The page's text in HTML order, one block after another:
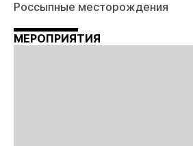
Россыпные месторождения
МЕРОПРИЯТИЯ